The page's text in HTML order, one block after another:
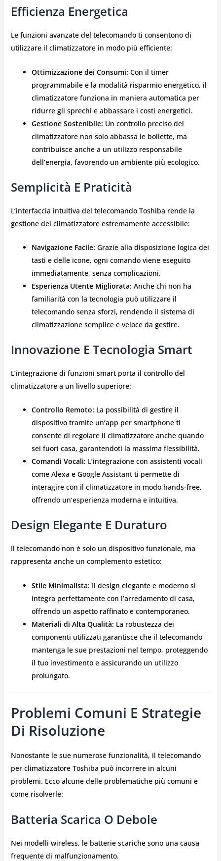
Efficienza Energetica
Le funzioni avanzate del telecomando ti consentono di
utilizzare il climatizzatore in modo più efficiente:
Ottimizzazione dei Consumi: Con il timer
programmabile e la modalità risparmio energetico, il
climatizzatore funziona in maniera automatica per
ridurre gli sprechi e abbassare i costi energetici.
Gestione Sostenibile: Un controllo preciso del
climatizzatore non solo abbassa le bollette, ma
contribuisce anche a un utilizzo responsabile
dell’energia, favorendo un ambiente più ecologico.
Semplicità E Praticità
L’interfaccia intuitiva del telecomando Toshiba rende la
gestione del climatizzatore estremamente accessibile:
Navigazione Facile: Grazie alla disposizione logica dei
tasti e delle icone, ogni comando viene eseguito
immediatamente, senza complicazioni.
Esperienza Utente Migliorata: Anche chi non ha
familiarità con la tecnologia può utilizzare il
telecomando senza sforzi, rendendo il sistema di
climatizzazione semplice e veloce da gestire.
Innovazione E Tecnologia Smart
L’integrazione di funzioni smart porta il controllo del
climatizzatore a un livello superiore:
Controllo Remoto: La possibilità di gestire il
dispositivo tramite un’app per smartphone ti
consente di regolare il climatizzatore anche quando
sei fuori casa, garantendoti la massima flessibilità.
Comandi Vocali: L’integrazione con assistenti vocali
come Alexa e Google Assistant ti permette di
interagire con il climatizzatore in modo hands-free,
offrendo un’esperienza moderna e intuitiva.
Design Elegante E Duraturo
Il telecomando non è solo un dispositivo funzionale, ma
rappresenta anche un complemento estetico:
Stile Minimalista: Il design elegante e moderno si
integra perfettamente con l’arredamento di casa,
offrendo un aspetto raffinato e contemporaneo.
Materiali di Alta Qualità: La robustezza dei
componenti utilizzati garantisce che il telecomando
mantenga le sue prestazioni nel tempo, proteggendo
il tuo investimento e assicurando un utilizzo
prolungato.
Problemi Comuni E Strategie
Di Risoluzione
Nonostante le sue numerose funzionalità, il telecomando
per climatizzatore Toshiba può incorrere in alcuni
problemi. Ecco alcune delle problematiche più comuni e
come risolverle:
Batteria Scarica O Debole
Nei modelli wireless, le batterie scariche sono una causa
frequente di malfunzionamento.